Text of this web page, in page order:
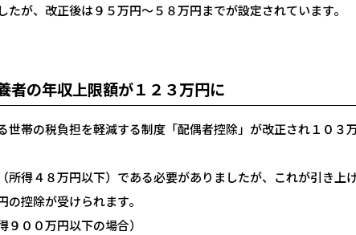
が、改正後は９５万円～５８万円までが設定されています。
の年収上限額が１２３万円に
世帯の税負担を軽減する制度「配偶者控除」が改正され１０３
所得４８万円以下）である必要がありましたが、これが引き上
控除が受けられます。
９００万円以下の場合）